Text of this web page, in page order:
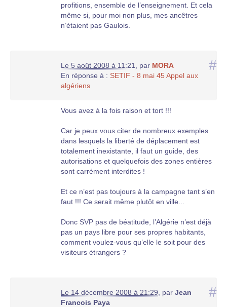
profitions, ensemble de l’enseignement. Et cela
même si, pour moi non plus, mes ancêtres
n’étaient pas Gaulois.
#
Le 5 août 2008 à 11:21 par MORA
En réponse à : SETIF - 8 mai 45 Appel aux
algériens
Vous avez à la fois raison et tort !!!
Car je peux vous citer de nombreux exemples
dans lesquels la liberté de déplacement est
totalement inexistante, il faut un guide, des
autorisations et quelquefois des zones entières
sont carrément interdites !
Et ce n’est pas toujours à la campagne tant s’en
faut !!! Ce serait même plutôt en ville...
Donc SVP pas de béatitude, l’Algérie n’est déjà
pas un pays libre pour ses propres habitants,
comment voulez-vous qu’elle le soit pour des
visiteurs étrangers ?
#
Le 14 décembre 2008 à 21:29 par Jean
Francois Paya